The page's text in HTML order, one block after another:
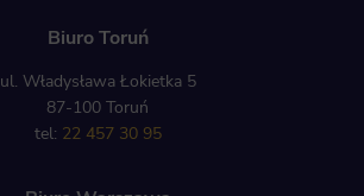
Biuro Toruń
ul. Władysława Łokietka 5
87-100 Toruń
tel: 22 457 30 95